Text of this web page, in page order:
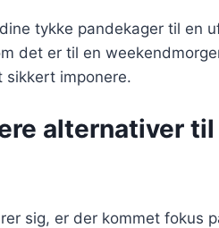
tykke pandekager til en
det er til en
sikkert imponere.
alternativer
sig, er der kommet fokus